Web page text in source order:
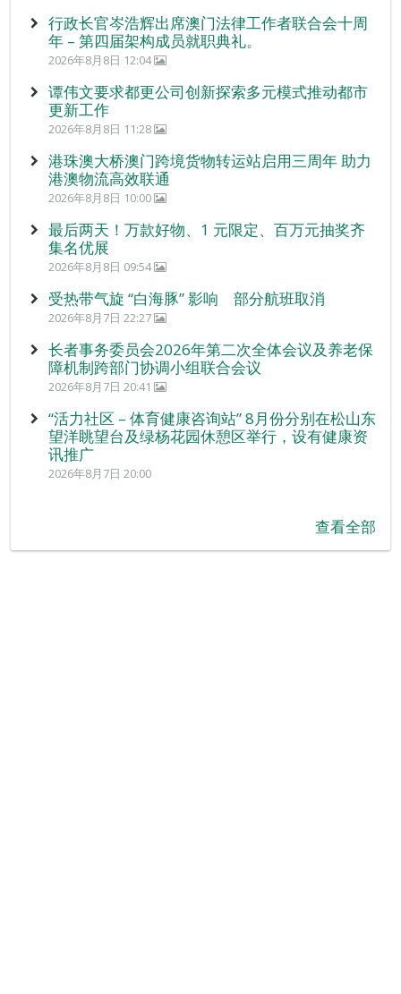
行政长官岑浩辉出席澳门法律工作者联合会十周
年 – 第四届架构成员就职典礼。
2026年8月8日 12:04
谭伟文要求都更公司创新探索多元模式推动都市
更新工作
2026年8月8日 11:28
港珠澳大桥澳门跨境货物转运站启用三周年 助力
港澳物流高效联通
2026年8月8日 10:00
最后两天！万款好物、1 元限定、百万元抽奖齐
集名优展
2026年8月8日 09:54
受热带气旋 “白海豚” 影响 部分航班取消
2026年8月7日 22:27
长者事务委员会2026年第二次全体会议及养老保
障机制跨部门协调小组联合会议
2026年8月7日 20:41
“活力社区 – 体育健康咨询站” 8月份分别在松山东
望洋眺望台及绿杨花园休憩区举行，设有健康资
讯推广
2026年8月7日 20:00
查看全部